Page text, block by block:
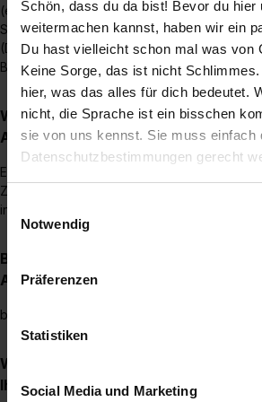
Schön, dass du da bist! Bevor du hier
weitermachen kannst, haben wir ein
Du hast vielleicht schon mal was von
Keine Sorge, das ist nicht
hier, was das alles für dich bedeutet.
nicht, die Sprache ist ein bisschen
sie von uns kennst. Sie muss einfach
Datenschutzbestimmungen gerecht
Benutzung der Webseite getroffenen
Webseite zu analysieren
Informationen zu deiner Verwendung
Analysen weiterzugeben und um
Einwilligungsauswahl
Notwendig
Präferenzen
Statistiken
Social Media und Marketing
(ehemals LDT Nagold), Abschluss
Studiengang BWL Handel
(Duale Hochschule Baden Württemberg),
Bachelor of Arts
Wie sieht der Bewerbungsprozess
Ausbildungsstelle bei Ihnen aus?
Ein Lebenslauf genügt, vielleicht schreibst
Zeilen, was dich am Beruf des Verkäufers/
interessiert.
Bis wann muss man sich für einen
Ausbildungsplatz bewerben?
bis zum 29.7. da die Ausbildung am 1.8.
Wie viele Ausbildungsstellen werden
Ihnen ausgeschrieben?